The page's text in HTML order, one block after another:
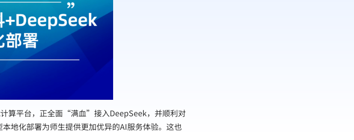
算平台，正全面“满血”接入DeepSeek，并顺利对
地化部署为师生提供更加优异的AI服务体验。这也